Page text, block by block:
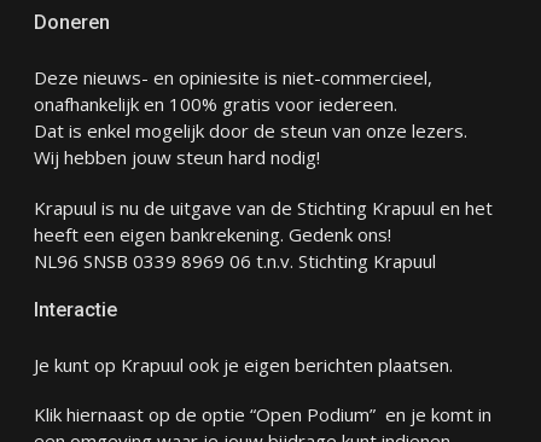
Doneren
Deze nieuws- en opiniesite is niet-commercieel,
onafhankelijk en 100% gratis voor iedereen.
Dat is enkel mogelijk door de steun van onze lezers.
Wij hebben jouw steun hard nodig!
Krapuul is nu de uitgave van de Stichting Krapuul en het
heeft een eigen bankrekening. Gedenk ons!
NL96 SNSB 0339 8969 06 t.n.v. Stichting Krapuul
Interactie
Je kunt op Krapuul ook je eigen berichten plaatsen.
Klik hiernaast op de optie “Open Podium” en je komt in